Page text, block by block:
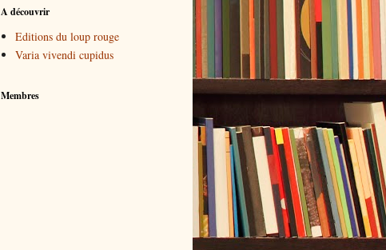
A découvrir
Editions du loup rouge
Varia vivendi cupidus
Membres